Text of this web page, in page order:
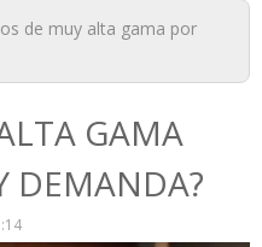
aquí
de muy alta gama por
GAMA
DEMANDA?